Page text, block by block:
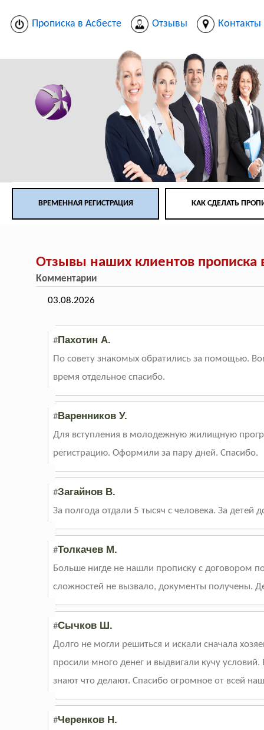
Прописка в Асбесте Отзывы Контакты
ВРЕМЕННАЯ РЕГИСТРАЦИЯ КАК СДЕЛАТЬ
Отзывы наших клиентов прописка
Комментарии
03.08.2026
#Пахотин А.
По совету знакомых обратились за помощью.
время отдельное спасибо.
#Варенников У.
Для вступления в молодежную жилищную
регистрацию. Оформили за пару дней. Спасибо.
#Загайнов В.
За полгода отдали 5 тысяч с человека. За
#Толкачев М.
Больше нигде не нашли прописку с договором
сложностей не вызвало, документы получены.
#Сычков Ш.
Долго не могли решиться и искали сначала
просили много денег и выдвигали кучу
знают что делают. Спасибо огромное от всей
#Черенков Н.